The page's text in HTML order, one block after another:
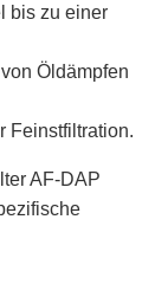
bis zu einer
Öldämpfen
Feinstfiltration.
AF-DAP